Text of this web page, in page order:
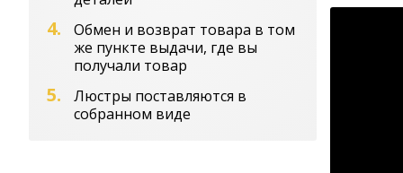
Анжелика
Акация 2
Агата 1
4.
Обмен и возврат товара в том
же пункте выдачи, где вы
получали товар
5.
Люстры поставляются в
собранном виде